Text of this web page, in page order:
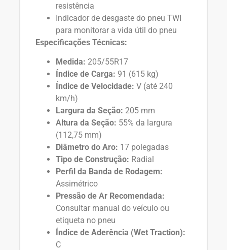
resistência
Indicador de desgaste do pneu TWI
para monitorar a vida útil do pneu
Especificações Técnicas:
Medida: 205/55R17
Índice de Carga: 91 (615 kg)
Índice de Velocidade: V (até 240
km/h)
Largura da Seção: 205 mm
Altura da Seção: 55% da largura
(112,75 mm)
Diâmetro do Aro: 17 polegadas
Tipo de Construção: Radial
Perfil da Banda de Rodagem:
Assimétrico
Pressão de Ar Recomendada:
Consultar manual do veículo ou
etiqueta no pneu
Índice de Aderência (Wet Traction):
C